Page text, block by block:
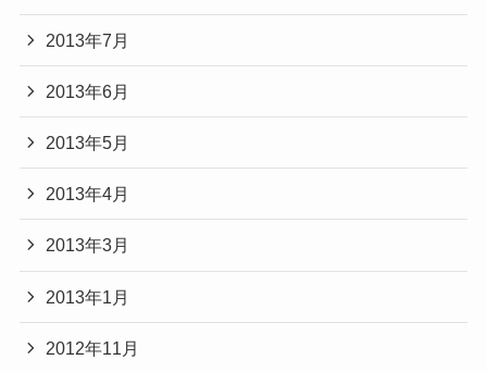
2013年7月
2013年6月
2013年5月
2013年4月
2013年3月
2013年1月
2012年11月